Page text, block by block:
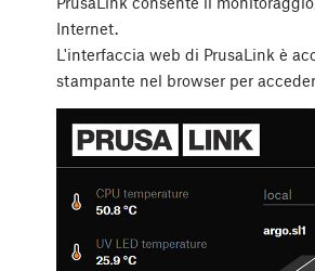
Internet.
L'interfaccia web di PrusaLink è
stampante nel browser per